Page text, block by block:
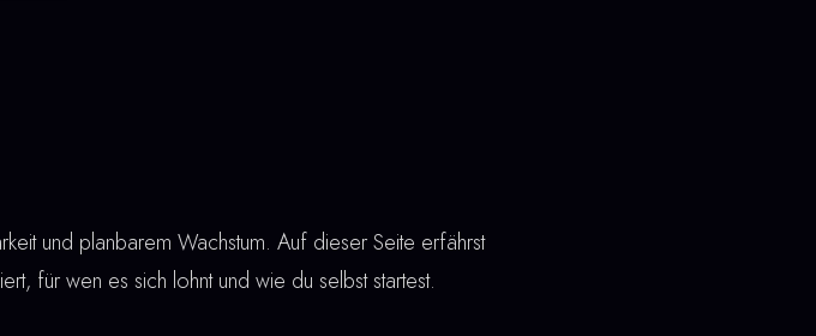
und planbarem Wachstum. Auf dieser Seite erfährst
für wen es sich lohnt und wie du selbst startest.